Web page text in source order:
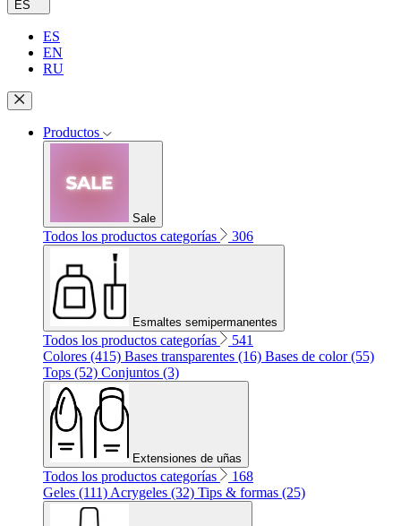
ES
ES
EN
RU
Productos
Sale
Todos los productos categorías 306
Esmaltes semipermanentes
Todos los productos categorías
541
Colores (415) Bases transparentes (16) Bases de color (55)
Tops (52) Conjuntos (3)
Extensiones de uñas
Todos los productos categorías
168
Geles (111) Acrygeles (32) Tips & formas (25)